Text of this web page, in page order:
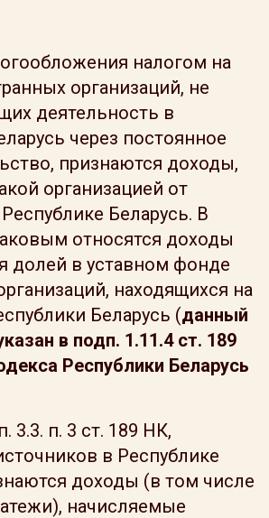
налогом на
организаций, не
деятельность в
через постоянное
признаются доходы,
организацией от
Беларусь. В
относятся доходы
долей в уставном фонде
находящихся на
Беларусь (данный
в подп. 1.11.4 ст. 189
Республики Беларусь
3.3. п. 3 ст. 189 НК,
в Республике
доходы (в том числе
начисляемые